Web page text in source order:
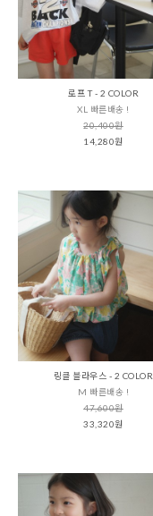
로프 T - 2 COLOR
XL 빠른배송 !
20,400원
14,280원
링클 블라우스 - 2 COLOR
M 빠른배송 !
47,600원
33,320원